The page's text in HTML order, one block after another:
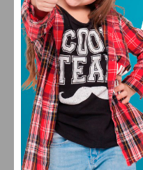
FARMACIAS DE
FERREIRA